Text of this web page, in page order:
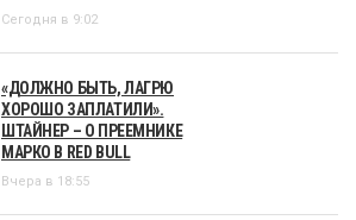
Сегодня в 9:02
«ДОЛЖНО БЫТЬ, ЛАГРЮ
ХОРОШО ЗАПЛАТИЛИ».
ШТАЙНЕР – О ПРЕЕМНИКЕ
МАРКО В RED BULL
Вчера в 18:55